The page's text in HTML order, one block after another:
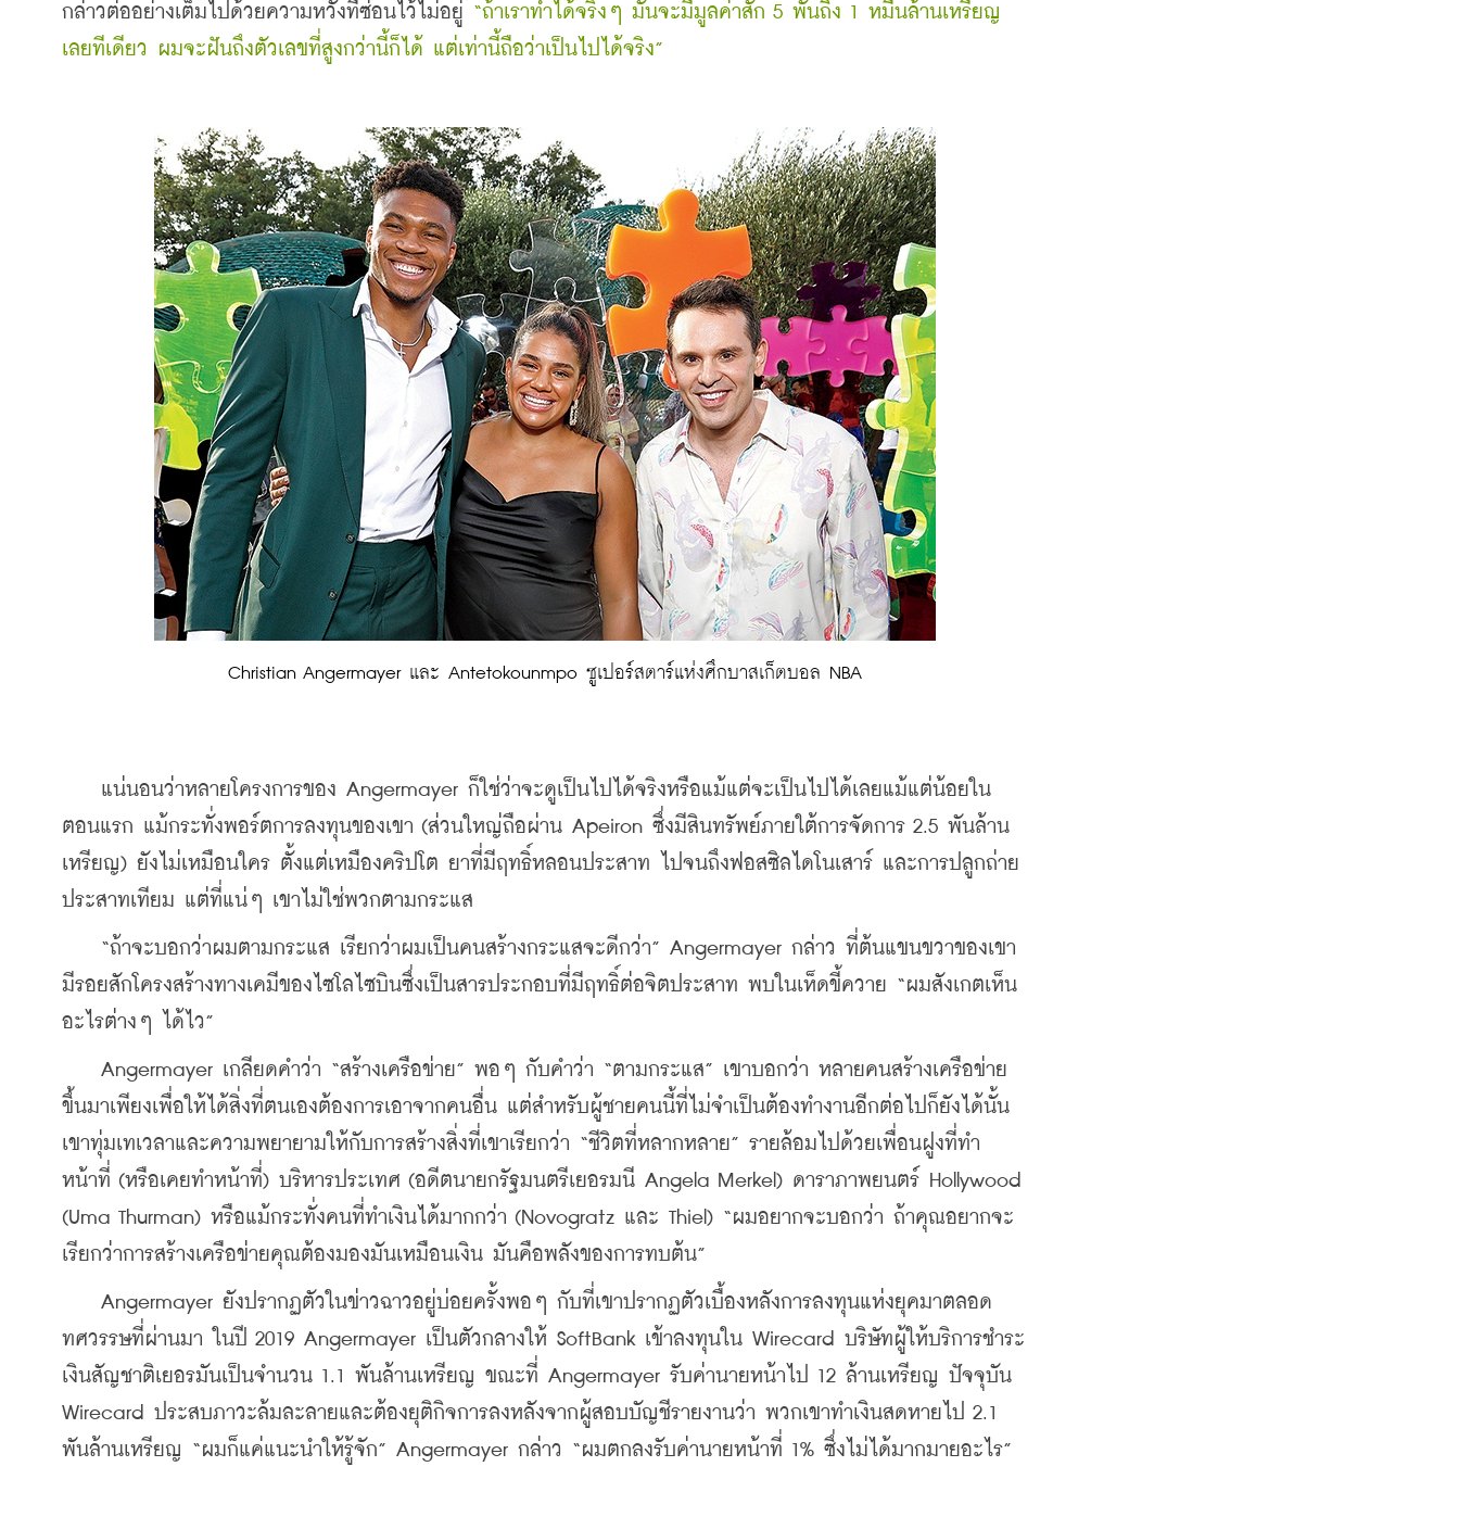
กล่าวต่ออย่างเต็มไปด้วยความหวังที่ซ่อนไว้ไม่อยู่ “ถ้าเราทำได้จริงๆ มันจะมีมูลค่าสัก 5 พันถึง 1 หมื่นล้านเหรียญ
เลยทีเดียว ผมจะฝันถึงตัวเลขที่สูงกว่านี้ก็ได้ แต่เท่านี้ถือว่าเป็นไปได้จริง”
Christian Angermayer และ Antetokounmpo ซูเปอร์สตาร์แห่งศึกบาสเก็ตบอล NBA
แน่นอนว่าหลายโครงการของ Angermayer ก็ใช่ว่าจะดูเป็นไปได้จริงหรือแม้แต่จะเป็นไปได้เลยแม้แต่น้อยใน
ตอนแรก แม้กระทั่งพอร์ตการลงทุนของเขา (ส่วนใหญ่ถือผ่าน Apeiron ซึ่งมีสินทรัพย์ภายใต้การจัดการ 2.5 พันล้าน
เหรียญ) ยังไม่เหมือนใคร ตั้งแต่เหมืองคริปโต ยาที่มีฤทธิ์หลอนประสาท ไปจนถึงฟอสซิลไดโนเสาร์ และการปลูกถ่าย
ประสาทเทียม แต่ที่แน่ๆ เขาไม่ใช่พวกตามกระแส
“ถ้าจะบอกว่าผมตามกระแส เรียกว่าผมเป็นคนสร้างกระแสจะดีกว่า” Angermayer กล่าว ที่ต้นแขนขวาของเขา
มีรอยสักโครงสร้างทางเคมีของไซโลไซบินซึ่งเป็นสารประกอบที่มีฤทธิ์ต่อจิตประสาท พบในเห็ดขี้ควาย “ผมสังเกตเห็น
อะไรต่างๆ ได้ไว”
Angermayer เกลียดคำว่า “สร้างเครือข่าย” พอๆ กับคำว่า “ตามกระแส” เขาบอกว่า หลายคนสร้างเครือข่าย
ขึ้นมาเพียงเพื่อให้ได้สิ่งที่ตนเองต้องการเอาจากคนอื่น แต่สำหรับผู้ชายคนนี้ที่ไม่จำเป็นต้องทำงานอีกต่อไปก็ยังได้นั้น
เขาทุ่มเทเวลาและความพยายามให้กับการสร้างสิ่งที่เขาเรียกว่า “ชีวิตที่หลากหลาย” รายล้อมไปด้วยเพื่อนฝูงที่ทำ
หน้าที่ (หรือเคยทำหน้าที่) บริหารประเทศ (อดีตนายกรัฐมนตรีเยอรมนี Angela Merkel) ดาราภาพยนตร์ Hollywood
(Uma Thurman) หรือแม้กระทั่งคนที่ทำเงินได้มากกว่า (Novogratz และ Thiel) “ผมอยากจะบอกว่า ถ้าคุณอยากจะ
เรียกว่าการสร้างเครือข่ายคุณต้องมองมันเหมือนเงิน มันคือพลังของการทบต้น”
Angermayer ยังปรากฏตัวในข่าวฉาวอยู่บ่อยครั้งพอๆ กับที่เขาปรากฏตัวเบื้องหลังการลงทุนแห่งยุคมาตลอด
ทศวรรษที่ผ่านมา ในปี 2019 Angermayer เป็นตัวกลางให้ SoftBank เข้าลงทุนใน Wirecard บริษัทผู้ให้บริการชำระ
เงินสัญชาติเยอรมันเป็นจำนวน 1.1 พันล้านเหรียญ ขณะที่ Angermayer รับค่านายหน้าไป 12 ล้านเหรียญ ปัจจุบัน
Wirecard ประสบภาวะล้มละลายและต้องยุติกิจการลงหลังจากผู้สอบบัญชีรายงานว่า พวกเขาทำเงินสดหายไป 2.1
พันล้านเหรียญ “ผมก็แค่แนะนำให้รู้จัก” Angermayer กล่าว “ผมตกลงรับค่านายหน้าที่ 1% ซึ่งไม่ได้มากมายอะไร”